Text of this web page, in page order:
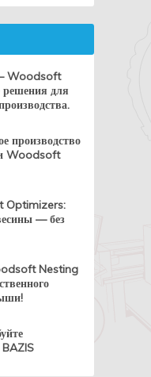
Woodsoft
для
производство
и Woodsoft
Optimizers:
— без
Nesting
BAZIS